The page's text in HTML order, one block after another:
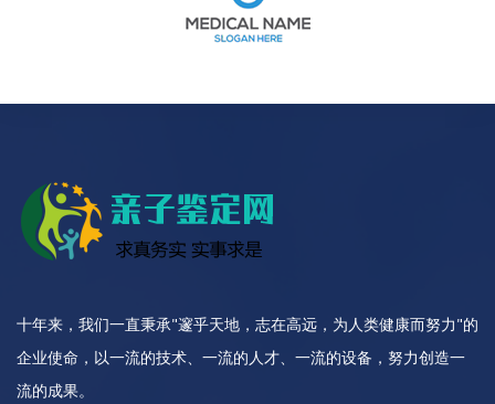
十年来，我们一直秉承"邃乎天地，志在高远，为人类健康而努力"的
企业使命，以一流的技术、一流的人才、一流的设备，努力创造一
流的成果。